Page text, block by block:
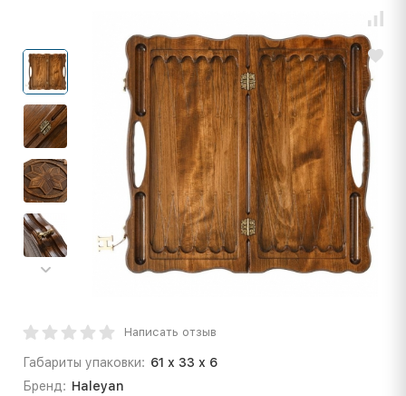
Написать отзыв
Габариты упаковки: 61 х 33 х 6
Бренд: Haleyan